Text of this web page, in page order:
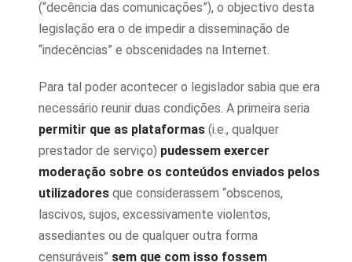
(“decência das comunicações”), o objectivo desta
legislação era o de impedir a disseminação de
“indecências” e obscenidades na Internet.
Para tal poder acontecer o legislador sabia que era
necessário reunir duas condições. A primeira seria
permitir que as plataformas (i.e., qualquer
prestador de serviço) pudessem exercer
moderação sobre os conteúdos enviados pelos
utilizadores que considerassem “obscenos,
lascivos, sujos, excessivamente violentos,
assediantes ou de qualquer outra forma
censuráveis” sem que com isso fossem